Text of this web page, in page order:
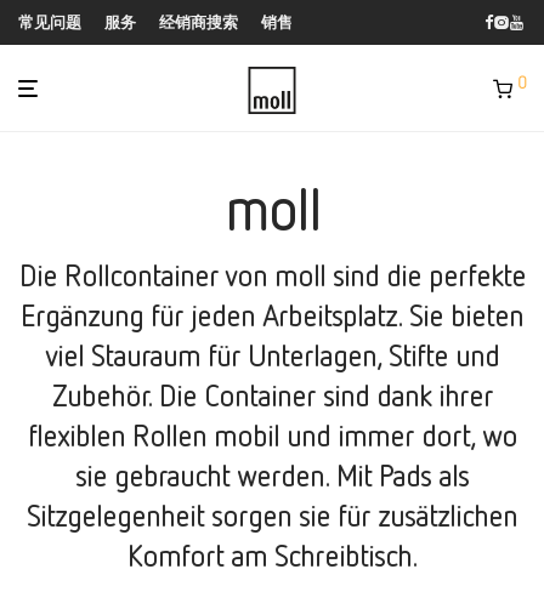
常见问题 服务 经销商搜索 销售
0
moll
Die Rollcontainer von moll sind die perfekte
Ergänzung für jeden Arbeitsplatz. Sie bieten
viel Stauraum für Unterlagen, Stifte und
Zubehör. Die Container sind dank ihrer
flexiblen Rollen mobil und immer dort, wo
sie gebraucht werden. Mit Pads als
Sitzgelegenheit sorgen sie für zusätzlichen
Komfort am Schreibtisch.